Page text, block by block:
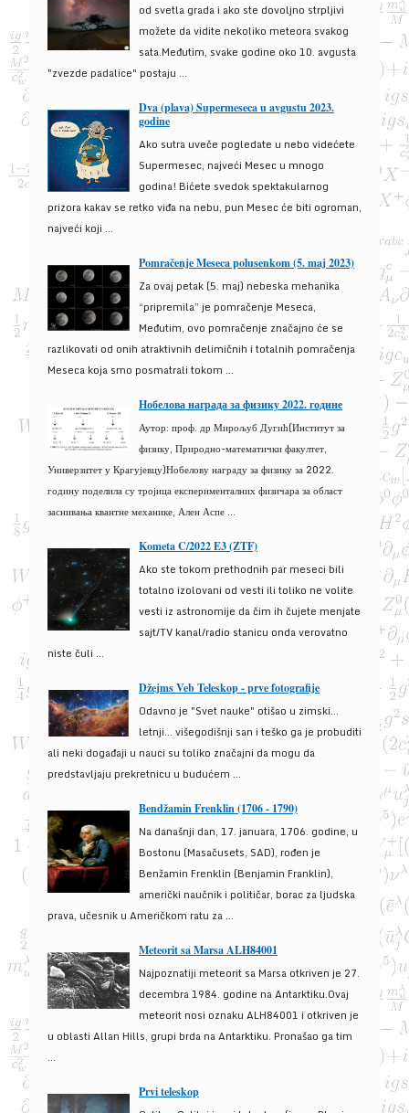
od svetla grada i ako ste dovoljno strpljivi
možete da vidite nekoliko meteora svakog
sata.Međutim, svake godine oko 10. avgusta
"zvezde padalice" postaju ...
Dva (plava) Supermeseca u avgustu 2023.
godine
Ako sutra uveče pogledate u nebo videćete
Supermesec, najveći Mesec u mnogo
godina! Bićete svedok spektakularnog
prizora kakav se retko viđa na nebu, pun Mesec će biti ogroman,
najveći koji ...
Pomračenje Meseca polusenkom (5. maj 2023)
Za ovaj petak (5. maj) nebeska mehanika
“pripremila” je pomračenje Meseca,
Međutim, ovo pomračenje značajno će se
razlikovati od onih atraktivnih delimičnih i totalnih pomračenja
Meseca koja smo posmatrali tokom ...
Нобелова награда за физику 2022. године
Аутор: проф. др Мирољуб Дугић(Институт за
физику, Природно-математички факултет,
Универзитет у Крагујевцу)Нобелову награду за физику за 2022.
годину поделила су тројица експерименталних физичара за област
заснивања квантне механике, Ален Аспе ...
Kometa C/2022 E3 (ZTF)
Ako ste tokom prethodnih par meseci bili
totalno izolovani od vesti ili toliko ne volite
vesti iz astronomije da čim ih čujete menjate
sajt/TV kanal/radio stanicu onda verovatno
niste čuli ...
Džejms Veb Teleskop - prve fotografije
Odavno je "Svet nauke" otišao u zimski...
letnji... višegodišnji san i teško ga je probuditi
ali neki događaji u nauci su toliko značajni da mogu da
predstavljaju prekretnicu u budućem ...
Bendžamin Frenklin (1706 - 1790)
Na današnji dan, 17. januara, 1706. godine, u
Bostonu (Masačusets, SAD), rođen je
Benžamin Frenklin (Benjamin Franklin),
američki naučnik i političar, borac za ljudska
prava, učesnik u Američkom ratu za ...
Meteorit sa Marsa ALH84001
Najpoznatiji meteorit sa Marsa otkriven je 27.
decembra 1984. godine na Antarktiku.Ovaj
meteorit nosi oznaku ALH84001 i otkriven je
u oblasti Allan Hills, grupi brda na Antarktiku. Pronašao ga tim
...
Prvi teleskop